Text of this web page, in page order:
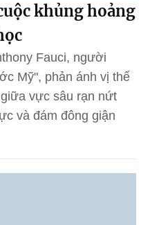
khủng hoảng
Fauci, người
Mỹ", phản ánh vị thế
vực sâu rạn nứt
và đám đông giận